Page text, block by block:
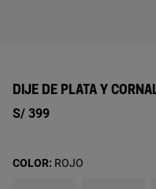
DIJE DE PLATA Y
S/ 399
COLOR: ROJO